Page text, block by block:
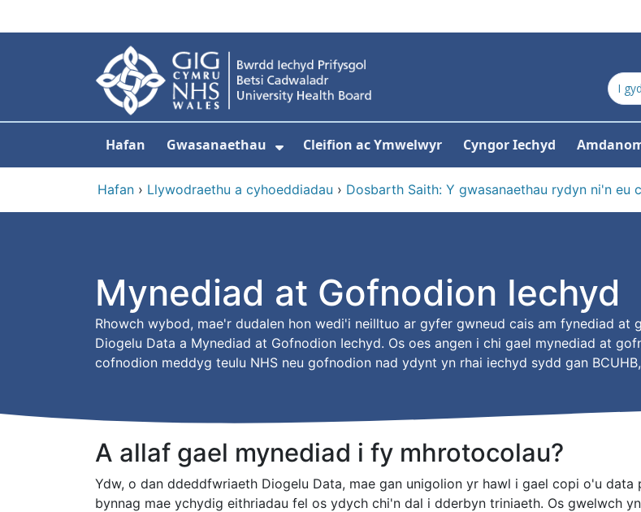
Hafan Gwasanaethau Cleifion ac Ymwelwyr Cyngor Iechyd
Hafan › Llywodraethu a cyhoeddiadau › Dosbarth Saith: Y gwasanaethau rydyn ni'n eu
Mynediad at Gofnodion Iechyd
Rhowch wybod, mae'r dudalen hon wedi'i neilltuo ar gyfer gwneud cais am fynediad
Diogelu Data a Mynediad at Gofnodion Iechyd. Os oes angen i chi gael mynediad at
cofnodion meddyg teulu NHS neu gofnodion nad ydynt yn rhai iechyd sydd gan
A allaf gael mynediad i fy mhrotocolau?
Ydw, o dan ddeddfwriaeth Diogelu Data, mae gan unigolion yr hawl i gael copi o'u
bynnag mae ychydig eithriadau fel os ydych chi'n dal i dderbyn triniaeth. Os gwelwch